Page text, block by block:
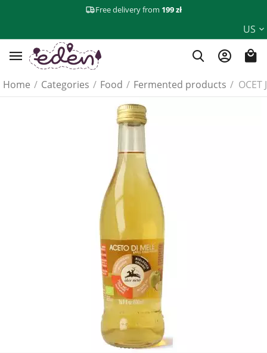
Free delivery from 199 zł
US
Home / Categories / Food / Fermented products / OCET